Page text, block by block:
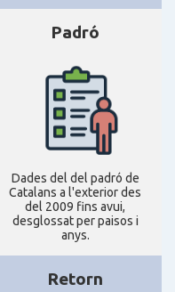
Padró
Dades del del padró de
Catalans a l'exterior des
del 2009 fins avui,
desglossat per paisos i
anys.
Retorn